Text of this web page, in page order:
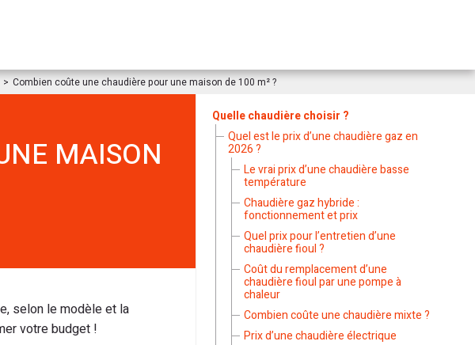
Combien coûte une chaudière pour une maison de 100 m² ?
MAISON
selon le modèle et la
votre budget !
Quelle chaudière choisir ?
Quel est le prix d’une chaudière gaz en
2026 ?
Le vrai prix d’une chaudière basse
température
Chaudière gaz hybride :
fonctionnement et prix
Quel prix pour l’entretien d’une
chaudière fioul ?
Coût du remplacement d’une
chaudière fioul par une pompe à
chaleur
Combien coûte une chaudière mixte ?
Prix d’une chaudière électrique